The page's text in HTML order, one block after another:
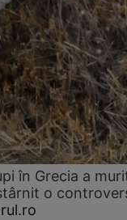
în Grecia a
o